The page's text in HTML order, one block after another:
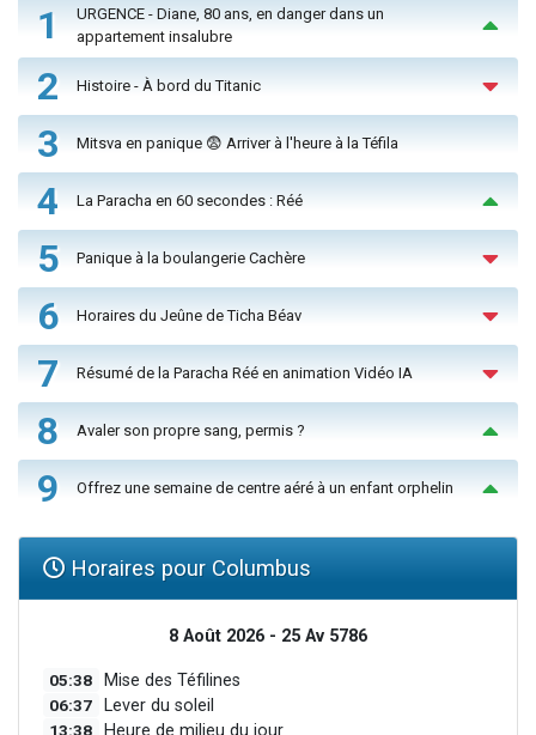
1
URGENCE - Diane, 80 ans, en danger dans un
appartement insalubre
2 Histoire - À bord du Titanic
3 Mitsva en panique 😨 Arriver à l'heure à la Téfila
4 La Paracha en 60 secondes : Réé
5 Panique à la boulangerie Cachère
6 Horaires du Jeûne de Ticha Béav
7 Résumé de la Paracha Réé en animation Vidéo IA
8 Avaler son propre sang, permis ?
9 Offrez une semaine de centre aéré à un enfant orphelin
Horaires pour Columbus
8 Août 2026 - 25 Av 5786
05:38 Mise des Téfilines
06:37 Lever du soleil
13:38 Heure de milieu du jour